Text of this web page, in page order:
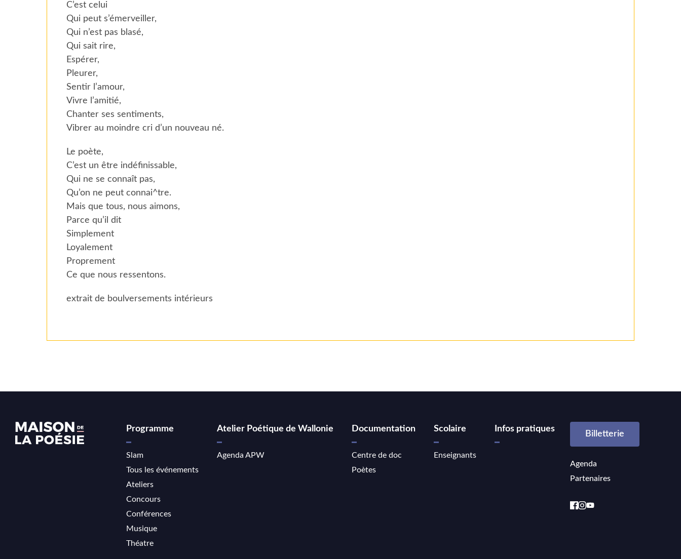
C’est celui
Qui peut s’émerveiller,
Qui n’est pas blasé,
Qui sait rire,
Espérer,
Pleurer,
Sentir l’amour,
Vivre l’amitié,
Chanter ses sentiments,
Vibrer au moindre cri d’un nouveau né.
Le poète,
C’est un être indéfinissable,
Qui ne se connaît pas,
Qu’on ne peut connai^tre.
Mais que tous, nous aimons,
Parce qu’il dit
Simplement
Loyalement
Proprement
Ce que nous ressentons.
extrait de boulversements intérieurs
Programme
Slam
Tous les événements
Ateliers
Concours
Conférences
Musique
Théatre
Atelier Poétique de Wallonie
Agenda APW
Documentation
Centre de doc
Poètes
Scolaire
Enseignants
Infos pratiques
Billetterie
Agenda
Partenaires